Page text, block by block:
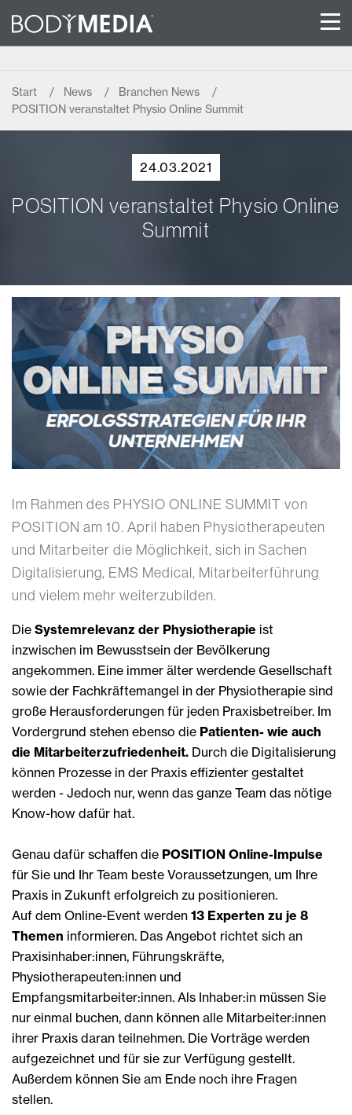
Start News
Branchen News
POSITION veranstaltet Physio Online Summit
24.03.2021
POSITION veranstaltet Physio Online
Summit
Im Rahmen des PHYSIO ONLINE SUMMIT von
POSITION am 10. April haben Physiotherapeuten
und Mitarbeiter die Möglichkeit, sich in Sachen
Digitalisierung, EMS Medical, Mitarbeiterführung
und vielem mehr weiterzubilden.
Die Systemrelevanz der Physiotherapie ist
inzwischen im Bewusstsein der Bevölkerung
angekommen. Eine immer älter werdende Gesellschaft
sowie der Fachkräftemangel in der Physiotherapie sind
große Herausforderungen für jeden Praxisbetreiber. Im
Vordergrund stehen ebenso die Patienten- wie auch
die Mitarbeiterzufriedenheit. Durch die Digitalisierung
können Prozesse in der Praxis effizienter gestaltet
werden - Jedoch nur, wenn das ganze Team das nötige
Know-how dafür hat.
Genau dafür schaffen die POSITION Online-Impulse
für Sie und Ihr Team beste Voraussetzungen, um Ihre
Praxis in Zukunft erfolgreich zu positionieren.
Auf dem Online-Event werden 13 Experten zu je 8
Themen informieren. Das Angebot richtet sich an
Praxisinhaber:innen, Führungskräfte,
Physiotherapeuten:innen und
Empfangsmitarbeiter:innen. Als Inhaber:in müssen Sie
nur einmal buchen, dann können alle Mitarbeiter:innen
ihrer Praxis daran teilnehmen. Die Vorträge werden
aufgezeichnet und für sie zur Verfügung gestellt.
Außerdem können Sie am Ende noch ihre Fragen
stellen.